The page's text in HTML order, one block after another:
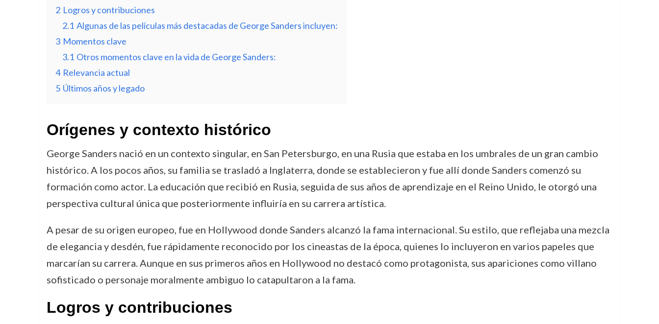
2 Logros y contribuciones
2.1 Algunas de las películas más destacadas de George Sanders incluyen:
3 Momentos clave
3.1 Otros momentos clave en la vida de George Sanders:
4 Relevancia actual
5 Últimos años y legado
Orígenes y contexto histórico
George Sanders nació en un contexto singular, en San Petersburgo, en una Rusia que estaba en los umbrales de un gran cambio
histórico. A los pocos años, su familia se trasladó a Inglaterra, donde se establecieron y fue allí donde Sanders comenzó su
formación como actor. La educación que recibió en Rusia, seguida de sus años de aprendizaje en el Reino Unido, le otorgó una
perspectiva cultural única que posteriormente influiría en su carrera artística.
A pesar de su origen europeo, fue en Hollywood donde Sanders alcanzó la fama internacional. Su estilo, que reflejaba una mezcla
de elegancia y desdén, fue rápidamente reconocido por los cineastas de la época, quienes lo incluyeron en varios papeles que
marcarían su carrera. Aunque en sus primeros años en Hollywood no destacó como protagonista, sus apariciones como villano
sofisticado o personaje moralmente ambiguo lo catapultaron a la fama.
Logros y contribuciones